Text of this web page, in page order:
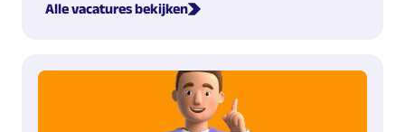
Alle vacatures bekijken